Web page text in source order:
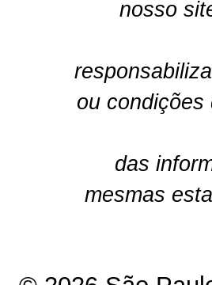
nosso
ou
das
mesmas